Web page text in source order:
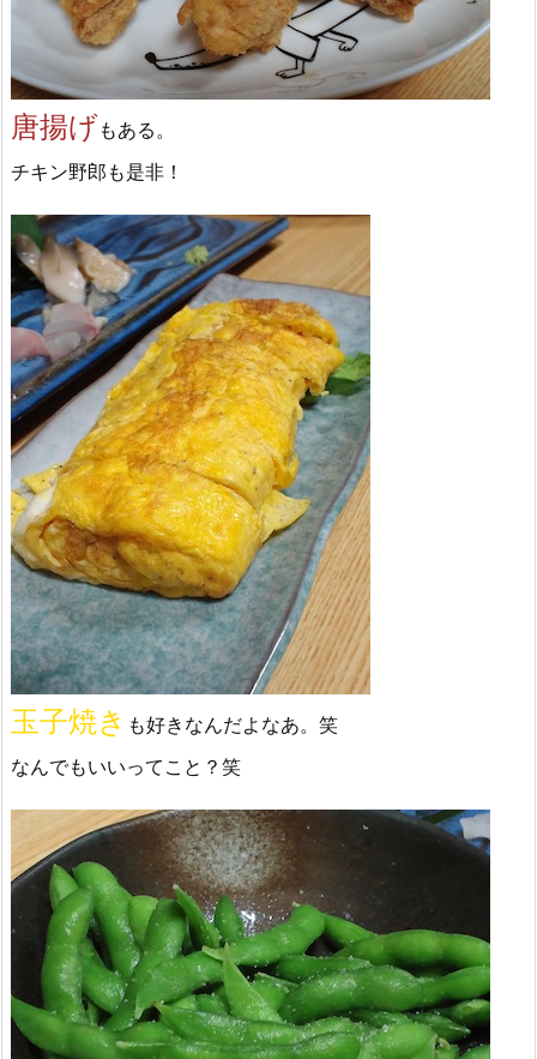
唐揚げもある。
チキン野郎も是非！
玉子焼き も好きなんだよなあ。笑
なんでもいいってこと？笑